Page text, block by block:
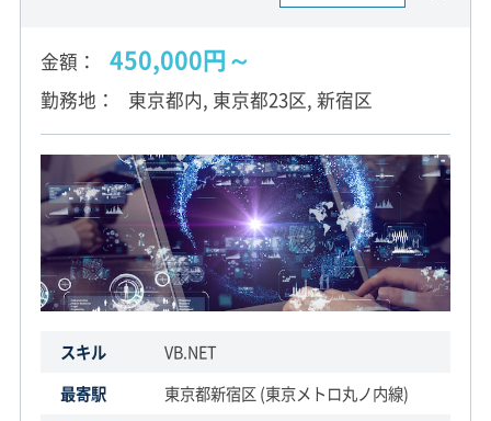
金額 450,000円～
勤務地 東京都内, 東京都23区, 新宿区
スキル
VB.NET
最寄駅
東京都新宿区 (東京メトロ丸ノ内線)